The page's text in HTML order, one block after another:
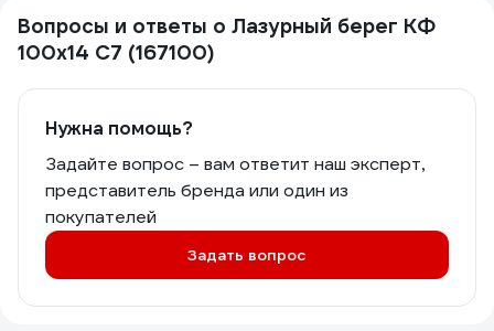
Вопросы и ответы о Лазурный берег КФ
100x14 С7 (167100)
Нужна помощь?
Задайте вопрос – вам ответит наш эксперт,
представитель бренда или один из
покупателей
Задать вопрос